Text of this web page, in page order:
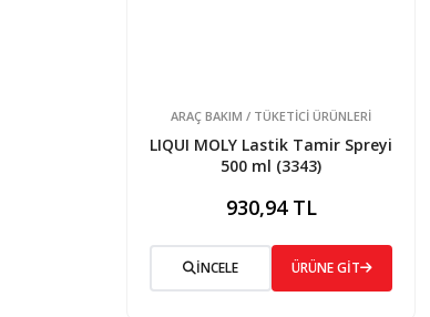
ARAÇ BAKIM / TÜKETİCİ ÜRÜNLERİ
LIQUI MOLY Lastik Tamir Spreyi
500 ml (3343)
930,94 TL
İNCELE ÜRÜNE GİT